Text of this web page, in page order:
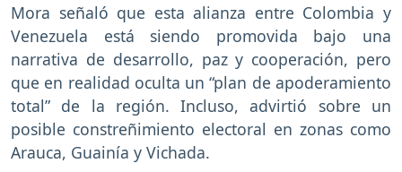
Mora señaló que esta alianza entre Colombia y
Venezuela está siendo promovida bajo una
narrativa de desarrollo, paz y cooperación, pero
que en realidad oculta un “plan de apoderamiento
total” de la región. Incluso, advirtió sobre un
posible constreñimiento electoral en zonas como
Arauca, Guainía y Vichada.